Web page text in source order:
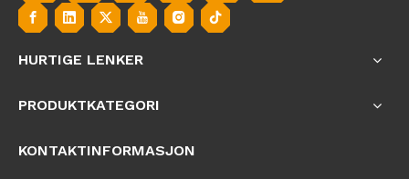
HURTIGE LENKER
PRODUKTKATEGORI
KONTAKTINFORMASJON